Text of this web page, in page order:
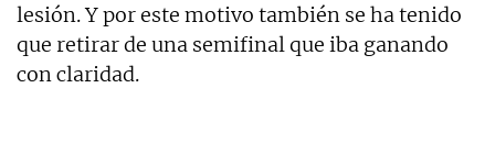
lesión. Y por este motivo también se ha tenido
que retirar de una semifinal que iba ganando
con claridad.